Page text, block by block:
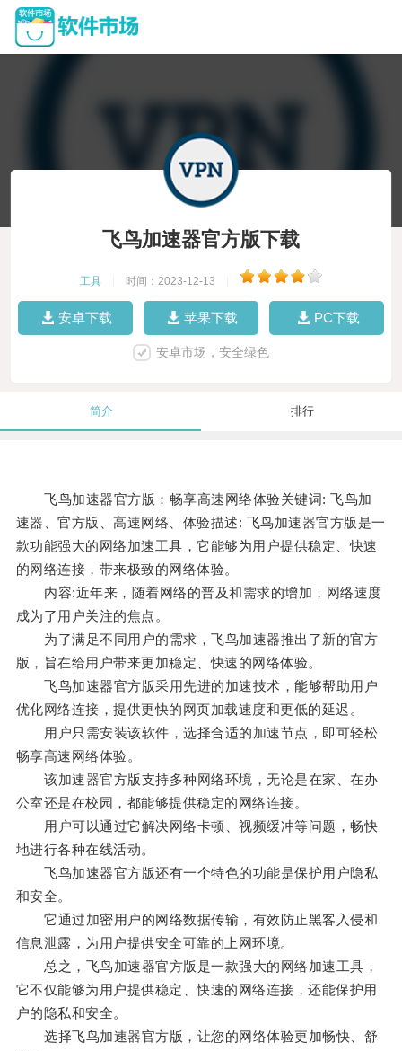
飞鸟加速器官方版下载
工具 时间：2023-12-13
安卓下载 苹果下载 PC下载
安卓市场，安全绿色
简介 排行
飞鸟加速器官方版：畅享高速网络体验关键词: 飞鸟加
速器、官方版、高速网络、体验描述: 飞鸟加速器官方版是一
款功能强大的网络加速工具，它能够为用户提供稳定、快速
的网络连接，带来极致的网络体验。
内容:近年来，随着网络的普及和需求的增加，网络速度
成为了用户关注的焦点。
为了满足不同用户的需求，飞鸟加速器推出了新的官方
版，旨在给用户带来更加稳定、快速的网络体验。
飞鸟加速器官方版采用先进的加速技术，能够帮助用户
优化网络连接，提供更快的网页加载速度和更低的延迟。
用户只需安装该软件，选择合适的加速节点，即可轻松
畅享高速网络体验。
该加速器官方版支持多种网络环境，无论是在家、在办
公室还是在校园，都能够提供稳定的网络连接。
用户可以通过它解决网络卡顿、视频缓冲等问题，畅快
地进行各种在线活动。
飞鸟加速器官方版还有一个特色的功能是保护用户隐私
和安全。
它通过加密用户的网络数据传输，有效防止黑客入侵和
信息泄露，为用户提供安全可靠的上网环境。
总之，飞鸟加速器官方版是一款强大的网络加速工具，
它不仅能够为用户提供稳定、快速的网络连接，还能保护用
户的隐私和安全。
选择飞鸟加速器官方版，让您的网络体验更加畅快、舒